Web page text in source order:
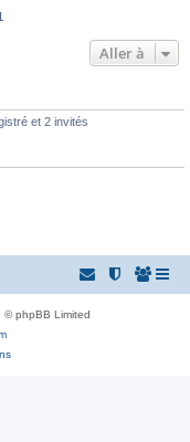
Aller à
et 2 invités
© phpBB Limited